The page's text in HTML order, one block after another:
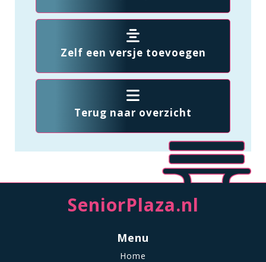
Zelf een versje toevoegen
Terug naar overzicht
SeniorPlaza.nl
Menu
Home